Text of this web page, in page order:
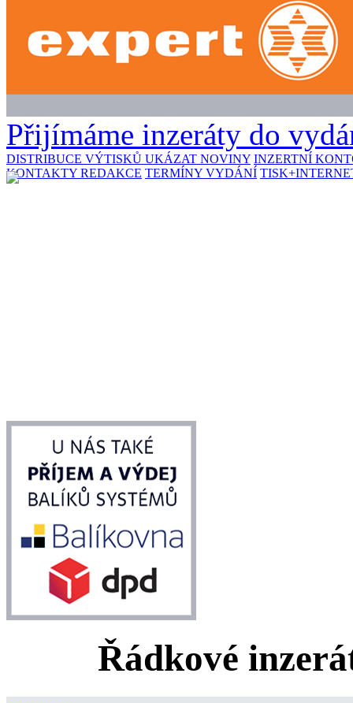
Přijímáme inzeráty do
DISTRIBUCE VÝTISKŮ UKÁZAT NOVINY INZERTNÍ
KONTAKTY REDAKCE TERMÍNY VYDÁNÍ
Řádkové